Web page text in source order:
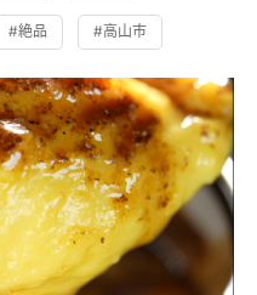
#絶品 #高山市